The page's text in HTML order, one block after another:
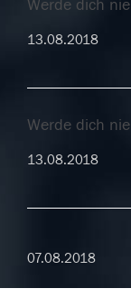
Werde dich
13.08.2018
Werde dich
13.08.2018
07.08.2018